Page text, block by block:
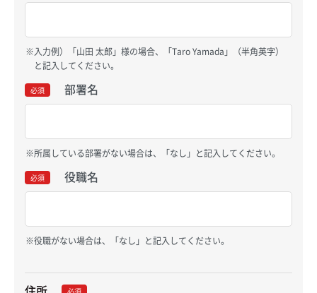
入力例）「山田 太郎」様の場合、「Taro Yamada」（半角英字）
と記入してください。
必須 部署名
所属している部署がない場合は、「なし」と記入してください。
必須 役職名
役職がない場合は、「なし」と記入してください。